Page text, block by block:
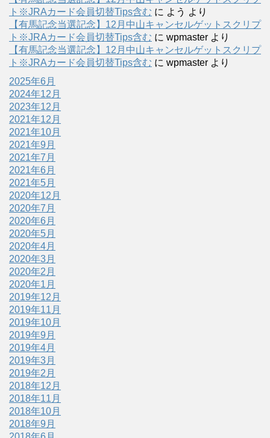
ト※JRAカード会員切替Tips含む に よう より
【有馬記念当選記念】12月中山キャンセルゲットスクリプ
ト※JRAカード会員切替Tips含む に wpmaster より
【有馬記念当選記念】12月中山キャンセルゲットスクリプ
ト※JRAカード会員切替Tips含む に wpmaster より
2025年6月
2024年12月
2023年12月
2021年12月
2021年10月
2021年9月
2021年7月
2021年6月
2021年5月
2020年12月
2020年7月
2020年6月
2020年5月
2020年4月
2020年3月
2020年2月
2020年1月
2019年12月
2019年11月
2019年10月
2019年9月
2019年4月
2019年3月
2019年2月
2018年12月
2018年11月
2018年10月
2018年9月